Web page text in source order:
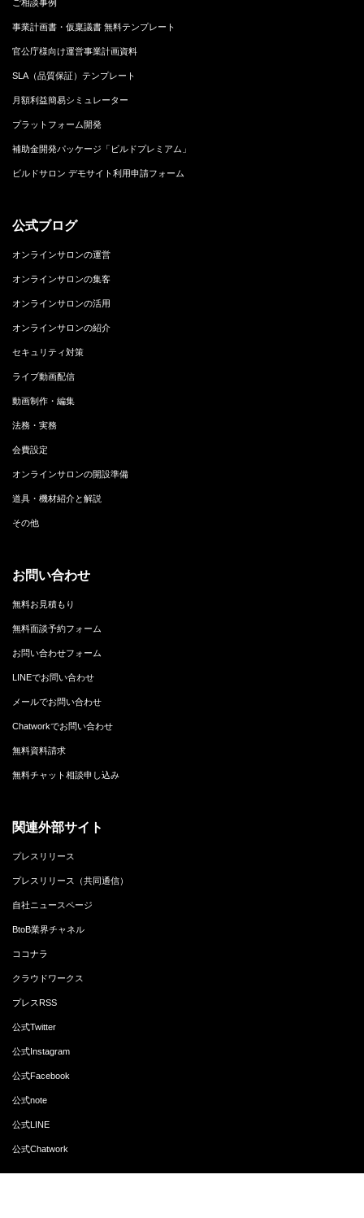
ご相談事例
事業計画書・仮稟議書 無料テンプレート
官公庁様向け運営事業計画資料
SLA（品質保証）テンプレート
月額利益簡易シミュレーター
プラットフォーム開発
補助金開発パッケージ「ビルドプレミアム」
ビルドサロン デモサイト利用申請フォーム
公式ブログ
オンラインサロンの運営
オンラインサロンの集客
オンラインサロンの活用
オンラインサロンの紹介
セキュリティ対策
ライブ動画配信
動画制作・編集
法務・実務
会費設定
オンラインサロンの開設準備
道具・機材紹介と解説
その他
お問い合わせ
無料お見積もり
無料面談予約フォーム
お問い合わせフォーム
LINEでお問い合わせ
メールでお問い合わせ
Chatworkでお問い合わせ
無料資料請求
無料チャット相談申し込み
関連外部サイト
プレスリリース
プレスリリース（共同通信）
自社ニュースページ
BtoB業界チャネル
ココナラ
クラウドワークス
プレスRSS
公式Twitter
公式Instagram
公式Facebook
公式note
公式LINE
公式Chatwork